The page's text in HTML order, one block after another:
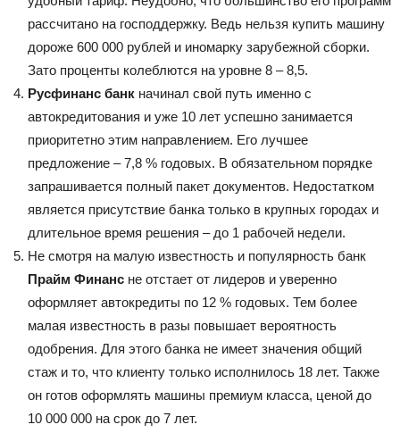
рассчитано на господдержку. Ведь нельзя купить машину
дороже 600 000 рублей и иномарку зарубежной сборки.
Зато проценты колеблются на уровне 8 – 8,5.
Русфинанс банк начинал свой путь именно с
автокредитования и уже 10 лет успешно занимается
приоритетно этим направлением. Его лучшее
предложение – 7,8 % годовых. В обязательном порядке
запрашивается полный пакет документов. Недостатком
является присутствие банка только в крупных городах и
длительное время решения – до 1 рабочей недели.
Не смотря на малую известность и популярность банк
Прайм Финанс не отстает от лидеров и уверенно
оформляет автокредиты по 12 % годовых. Тем более
малая известность в разы повышает вероятность
одобрения. Для этого банка не имеет значения общий
стаж и то, что клиенту только исполнилось 18 лет. Также
он готов оформлять машины премиум класса, ценой до
10 000 000 на срок до 7 лет.